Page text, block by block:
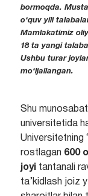
bormoqda.
o‘quv yili
Mamlakatimiz
18 ta yangi
Ushbu turar
mo‘ljallangan.
Shu
universitetida
Universitetning
rostlagan 600
joyi tantanali
ta’kidlash joiz